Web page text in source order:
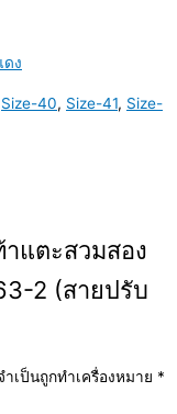
ดง
Size-40, Size-41, Size-
แตะสวมสอง
2 (สายปรับ
เป็นถูกทำเครื่องหมาย *